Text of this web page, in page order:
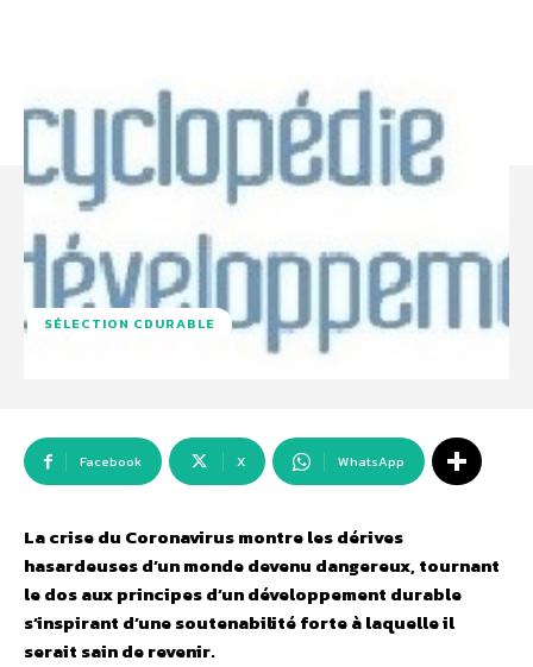
SÉLECTION CDURABLE
Facebook X WhatsApp
La crise du Coronavirus montre les dérives
hasardeuses d’un monde devenu dangereux, tournant
le dos aux principes d’un développement durable
s’inspirant d’une soutenabilité forte à laquelle il
serait sain de revenir.